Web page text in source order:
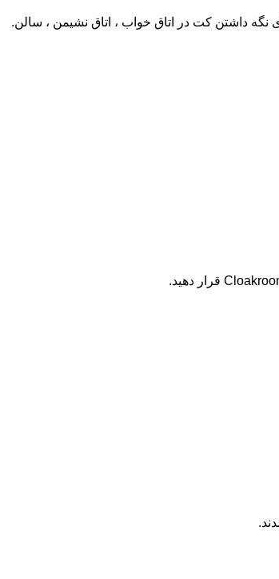
نگه داشتن کت در اتاق خواب ، اتاق نشیمن ، سالن.